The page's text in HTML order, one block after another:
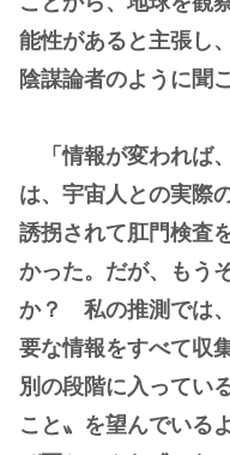
能性があると主張し
陰謀論者のように聞
「情報が変われば
は、宇宙人との実際
誘拐されて肛門検査
かった。だが、もう
か？ 私の推測では
要な情報をすべて収
別の段階に入ってい
こと〟を望んでいる